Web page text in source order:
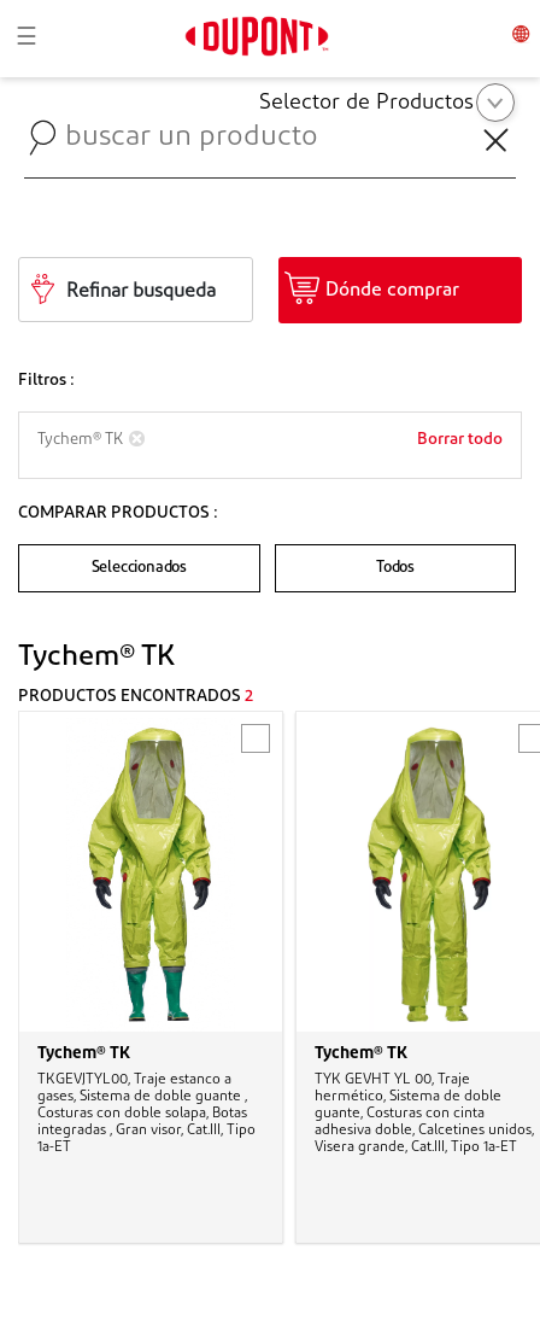
Toggle navigation
☰
Selector de Productos
Refinar busqueda Dónde comprar
Filtros :
Tychem® TK Borrar todo
COMPARAR PRODUCTOS :
Seleccionados Todos
Tychem® TK
PRODUCTOS ENCONTRADOS 2
Tychem® TK
TKGEVJTYL00, Traje estanco a
gases, Sistema de doble guante ,
Costuras con doble solapa, Botas
integradas , Gran visor, Cat.III, Tipo
1a-ET
Tychem® TK
TYK GEVHT YL 00, Traje
hermético, Sistema de doble
guante, Costuras con cinta
adhesiva doble, Calcetines unidos,
Visera grande, Cat.III, Tipo 1a-ET